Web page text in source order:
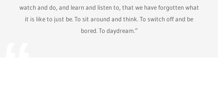
watch and do, and learn and listen to, that we have forgotten what
it is like to just be. To sit around and think. To switch off and be
bored. To daydream.“